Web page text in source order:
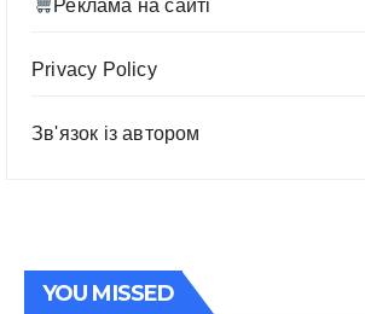
Реклама на сайті
Privacy Policy
Зв'язок із автором
YOU MISSED